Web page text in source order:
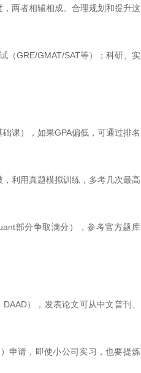
两者相辅相成。合理规划和提升这
（GRE/GMAT/SAT等）；科研、实
课），如果GPA偏低，可通过排名
利用真题模拟训练，多考几次最高
部分争取满分），参考官方题库
），发表论文可从中文普刊、
申请，即使小公司实习，也要提炼